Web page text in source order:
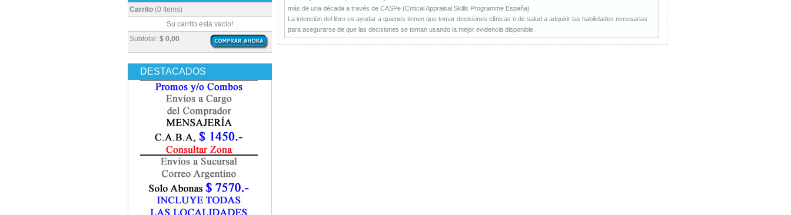
Diagnóstico por Imagen / Radiología
Embriología
Enfermería
Epidemiología
Farmacia / Farmacología
Fisiatría / Kinesiología
Fisiología / Fisiopatología
Fonoaudiología
Gastroenterología
Geriatría
Ginecología / Obstetricia
Hematología
Carrito (0 Items)
Subtotal: $ 0,00
Su carrito esta vacio!
DESTACADOS
más de una década a través de CASPe (Critical Appraisal Skills Programme España)
La intención del libro es ayudar a quienes tienen que tomar decisiones clínicas o de salud a adquirir las habilidades necesarias
para asegurarse de que las decisiones se toman usando la mejor evidencia disponible.